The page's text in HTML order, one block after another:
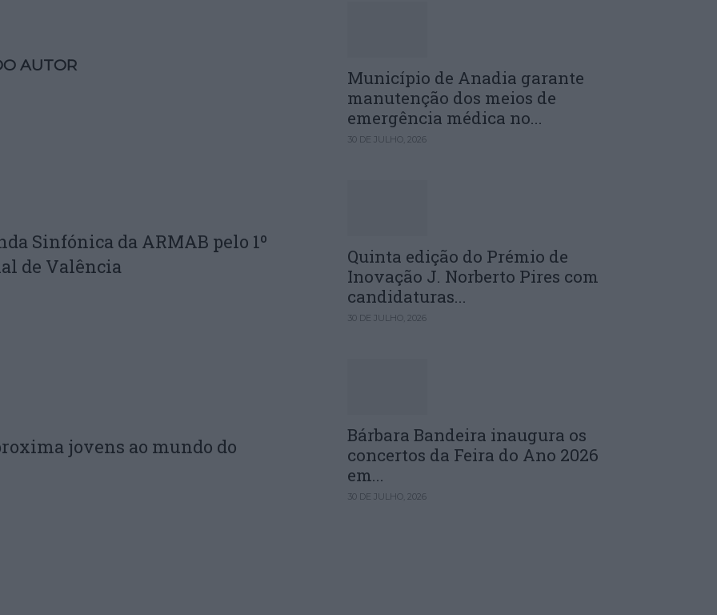
AUTOR
Sinfónica da ARMAB pelo 1º
de Valência
jovens ao mundo do
Município de Anadia garante
manutenção dos meios de
emergência médica no...
30 DE JULHO, 2026
Quinta edição do Prémio de
Inovação J. Norberto Pires com
candidaturas...
30 DE JULHO, 2026
Bárbara Bandeira inaugura os
concertos da Feira do Ano 2026
em...
30 DE JULHO, 2026